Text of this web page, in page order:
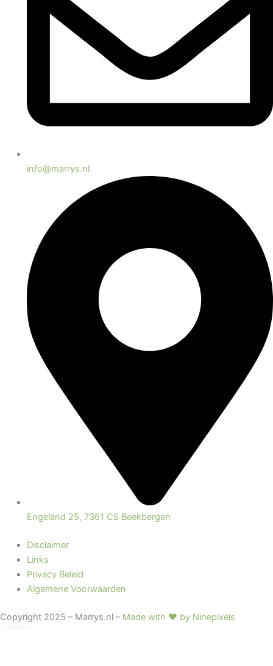
info@marrys.nl
Engeland 25, 7361 CS Beekbergen
Disclaimer
Links
Privacy Beleid
Algemene Voorwaarden
Copyright 2025 – Marrys.nl – Made with ♥ by Ninepixels